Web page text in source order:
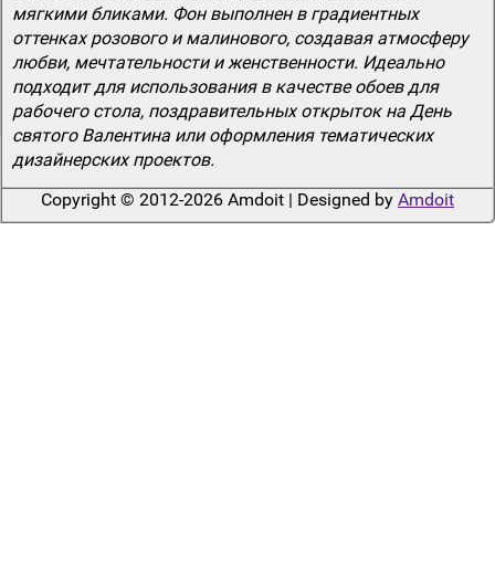
мягкими бликами. Фон выполнен в градиентных
оттенках розового и малинового, создавая атмосферу
любви, мечтательности и женственности. Идеально
подходит для использования в качестве обоев для
рабочего стола, поздравительных открыток на День
святого Валентина или оформления тематических
дизайнерских проектов.
Copyright © 2012-2026 Amdoit | Designed by Amdoit